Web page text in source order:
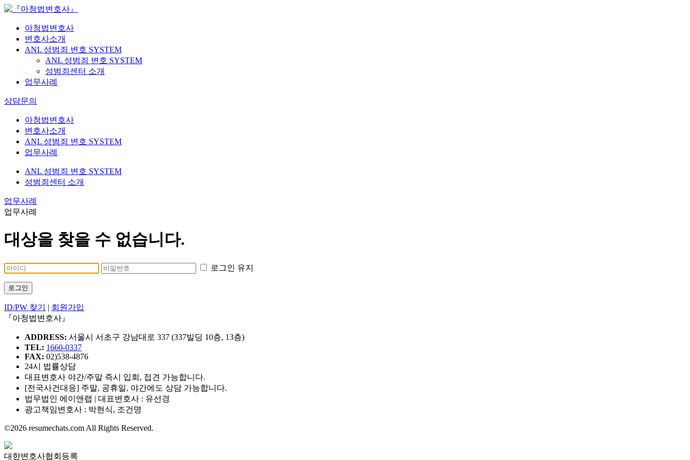
아청법변호사
변호사소개
ANL 성범죄 변호 SYSTEM
ANL 성범죄 변호 SYSTEM
성범죄센터 소개
업무사례
상담문의
아청법변호사
변호사소개
ANL 성범죄 변호 SYSTEM
업무사례
ANL 성범죄 변호 SYSTEM
성범죄센터 소개
업무사례
업무사례
대상을 찾을 수 없습니다.
로그인 유지
로그인
ID/PW 찾기 | 회원가입
『아청법변호사』
ADDRESS: 서울시 서초구 강남대로 337 (337빌딩 10층, 13층)
TEL: 1660-0337
FAX: 02)538-4876
24시 법률상담
대표변호사 야간/주말 즉시 입회, 접견 가능합니다.
[전국사건대응] 주말, 공휴일, 야간에도 상담 가능합니다.
법무법인 에이앤랩 | 대표변호사 : 유선경
광고책임변호사 : 박현식, 조건명
©2026 resumechats.com All Rights Reserved.
대한변호사협회등록